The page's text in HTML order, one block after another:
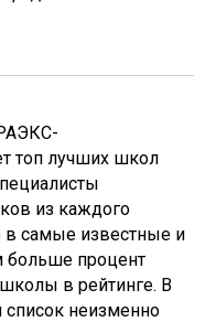
топ лучших школ
из каждого
в самые известные и
больше процент
в рейтинге. В
неизменно